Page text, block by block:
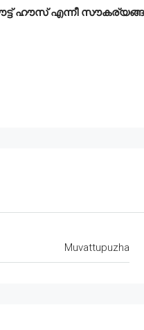
ഔട്ട് ഹൗസ് എന്നീ
Muvattupuzha